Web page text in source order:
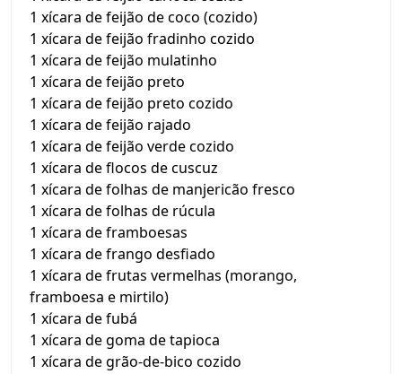
1 xícara de feijão de coco (cozido)
1 xícara de feijão fradinho cozido
1 xícara de feijão mulatinho
1 xícara de feijão preto
1 xícara de feijão preto cozido
1 xícara de feijão rajado
1 xícara de feijão verde cozido
1 xícara de flocos de cuscuz
1 xícara de folhas de manjericão fresco
1 xícara de folhas de rúcula
1 xícara de framboesas
1 xícara de frango desfiado
1 xícara de frutas vermelhas (morango,
framboesa e mirtilo)
1 xícara de fubá
1 xícara de goma de tapioca
1 xícara de grão-de-bico cozido